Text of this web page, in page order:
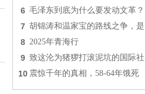
6 毛泽东到底为什么要发动文革？
7 胡锦涛和温家宝的路线之争，是
8 2025年青海行
9 致这沦为猪猡打滚泥坑的国际社
10 震惊千年的真相，58-64年饿死